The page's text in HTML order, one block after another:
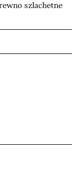
szlachetne